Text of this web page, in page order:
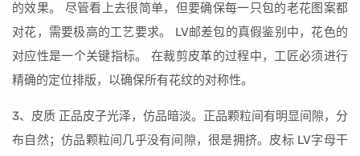
的效果。 尽管看上去很简单，但要确保每一只包的老花图案都
对花，需要极高的工艺要求。 LV邮差包的真假鉴别中，花色的
对应性是一个关键指标。 在裁剪皮革的过程中，工匠必须进行
精确的定位排版，以确保所有花纹的对称性。
3、皮质 正品皮子光泽，仿品暗淡。正品颗粒间有明显间隙，分
布自然；仿品颗粒间几乎没有间隙，很是拥挤。皮标 LV字母干